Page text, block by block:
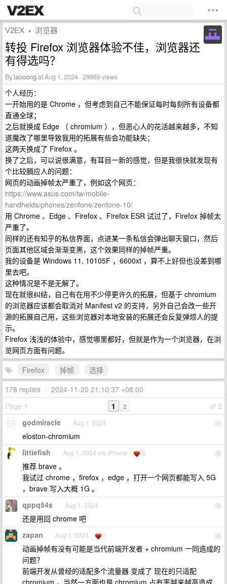
V2EX › 浏览器
转投 Firefox 浏览器体验不佳，浏览器还
有得选吗？
By laooong at Aug 1, 2024 · 29969 views
个人经历：
一开始用的是 Chrome ，但考虑到自己不能保证每时每刻所有设备都
直通全球；
之后就换成 Edge （ chromium ），但恶心人的花活越来越多，不知
道魔改了哪里导致我用的拓展有些会功能缺失；
这两天换成了 Firefox 。
换了之后，可以说很满意，有耳目一新的感觉，但是我很快就发现有
个比较膈应人的问题：
网页的动画掉帧太严重了，例如这个网页：
https://www.asus.com/tw/mobile-
handhelds/phones/zenfone/zenfone-10/
用 Chrome 、Edge 、Firefox 、Firefox ESR 试过了，Firefox 掉帧太
严重了。
同样的还有知乎的私信界面，点进某一条私信会弹出聊天窗口，然后
页面其他区域会渐渐变黑，这个效果同样的掉帧严重。
我的设备是 Windows 11, 10105F ，6600xt ，算不上好但也没差到哪
里去吧。
这种情况是不是无解了。
现在就很纠结，自己有在用不少停更许久的拓展，但基于 chromium
的浏览器应该都会取消对 Manifest v2 的支持，另外自己会改一些开
源的拓展自己用，这些浏览器对本地安装的拓展还会反复弹烦人的提
示。
Firefox 浅浅的体验中，感觉哪里都好，但就是作为一个浏览器，在浏
览网页方面有问题。
Firefox
掉帧
选择
178 replies • 2024-11-20 21:10:37 +08:00
Page 1
of 2
1 2
1
godmiracle Aug 1, 2024
eloston-chromium
2
littiefish Aug 1, 2024 via iPhone 2
推荐 brave 。
我试过 chrome ，firefox ，edge ，打开一个网页都能写入 5G
，brave 写入大概 1G 。
3
qppq54s Aug 1, 2024
还是用回 chrome 吧
4
zapan Aug 1, 2024 1
动画掉帧有没有可能是当代前端开发者 + chromium 一同造成的
问题？
前端开发从曾经的适配多个流量器 变成了 现在的只适配
chromium ，当然一方面也是 chromium 占有率越来越高造成